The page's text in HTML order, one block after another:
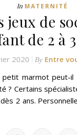
In MATERNITÉ
jeux de
de 2 à
2020 By Entre
marmot peut-il
? Certains
2 ans.